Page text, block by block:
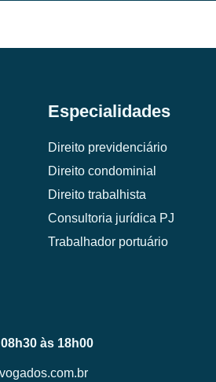
Especialidades
Direito previdenciário
Direito condominial
Direito trabalhista
Consultoria jurídica PJ
Trabalhador portuário
08h30 às 18h00